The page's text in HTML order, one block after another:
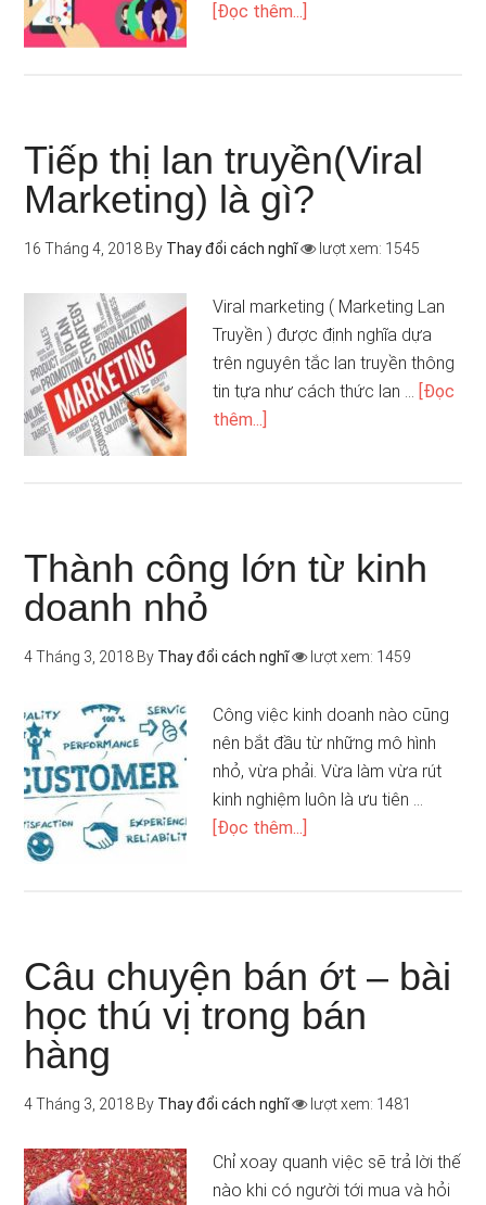
[Đọc thêm...]
Tiếp thị lan truyền(Viral
Marketing) là gì?
16 Tháng 4, 2018 By Thay đổi cách nghĩ lượt xem: 1545
Viral marketing ( Marketing Lan
Truyền ) được định nghĩa dựa
trên nguyên tắc lan truyền thông
tin tựa như cách thức lan … [Đọc
thêm...]
Thành công lớn từ kinh
doanh nhỏ
4 Tháng 3, 2018 By Thay đổi cách nghĩ lượt xem: 1459
Công việc kinh doanh nào cũng
nên bắt đầu từ những mô hình
nhỏ, vừa phải. Vừa làm vừa rút
kinh nghiệm luôn là ưu tiên …
[Đọc thêm...]
Câu chuyện bán ớt – bài
học thú vị trong bán
hàng
4 Tháng 3, 2018 By Thay đổi cách nghĩ lượt xem: 1481
Chỉ xoay quanh việc sẽ trả lời thế
nào khi có người tới mua và hỏi